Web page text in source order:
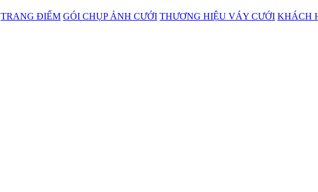
TRANG ĐIỂM GÓI CHỤP ẢNH CƯỚI THƯƠNG HIỆU VÁY CƯỚI KHÁCH